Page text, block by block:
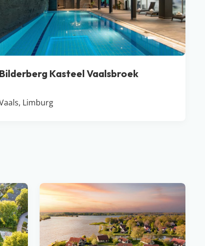
Bilderberg Kasteel Vaalsbroek
Limburg